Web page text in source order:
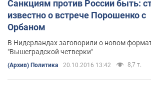
Санкциям против России быть:
известно о встрече Порошенко с
Орбаном
В Нидерландах заговорили о новом
"Вышеградской четверки"
(Архив) Политика 20.10.2016 13:42 8,7 т.